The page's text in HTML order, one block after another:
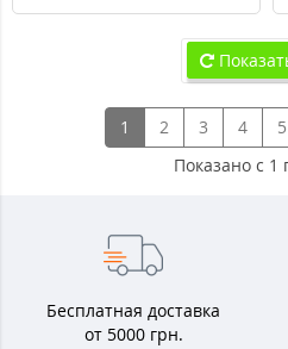
1 2 3 4 5
Показано с 1
Бесплатная доставка
от 5000 грн.